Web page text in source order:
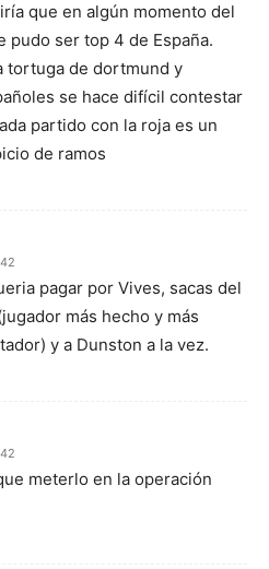
que en algún momento del
pudo ser top 4 de España.
tortuga de dortmund y
se hace difícil contestar
partido con la roja es un
de ramos
pagar por Vives, sacas del
más hecho y más
y a Dunston a la vez.
meterlo en la operación